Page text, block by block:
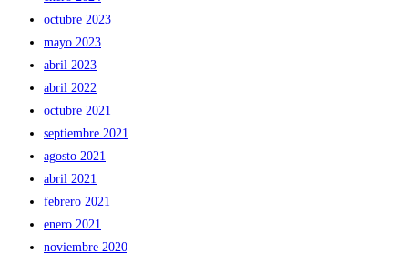
octubre 2023
mayo 2023
abril 2023
abril 2022
octubre 2021
septiembre 2021
agosto 2021
abril 2021
febrero 2021
enero 2021
noviembre 2020